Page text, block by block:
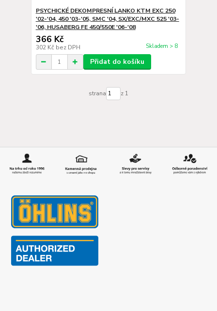
PSYCHICKÉ DEKOMPRESNÍ LANKO KTM EXC 250
'02-'04, 450 '03-'05, SMC '04, SX/EXC/MXC 525 '03-
'06, HUSABERG FE 450/550E '06-'08
366 Kč
302 Kč bez DPH Skladem > 8
Přidat do košíku
strana z 1